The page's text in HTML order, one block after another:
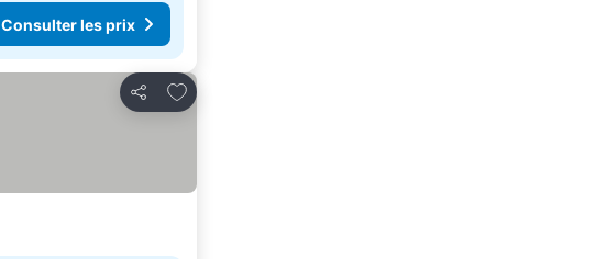
Consulter les prix
Partager
Ajouter à mes favoris